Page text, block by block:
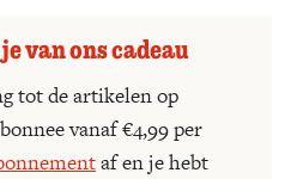
van ons cadeau
tot de artikelen op
vanaf €4,99 per
af en je hebt